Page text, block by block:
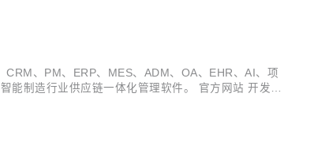
、PM、ERP、MES、ADM、OA、EHR、AI、项
能制造行业供应链一体化管理软件。 官方网站 开发文